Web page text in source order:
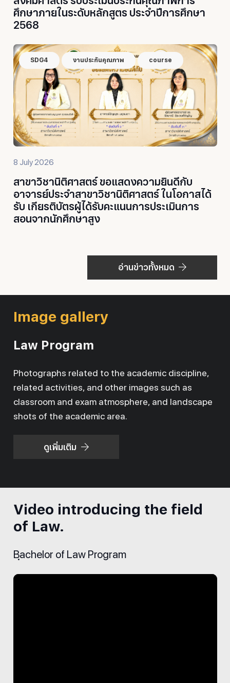
ศึกษาภายในระดับหลักสูตร ประจำปีการศึกษา
2568
SDG4 งานประกันคุณภาพ course
8 July 2026
สาขาวิชานิติศาสตร์ ขอแสดงความยินดีกับ
อาจารย์ประจำสาขาวิชานิติศาสตร์ ในโอกาสได้
รับ เกียรติบัตรผู้ได้รับคะแนนการประเมินการ
สอนจากนักศึกษาสูง
อ่านข่าวทั้งหมด
Image gallery
Law Program
Photographs related to the academic discipline,
related activities, and other images such as
classroom and exam atmosphere, and landscape
shots of the academic area.
ดูเพิ่มเติม
Video introducing the field
of Law.
ฺBachelor of Law Program